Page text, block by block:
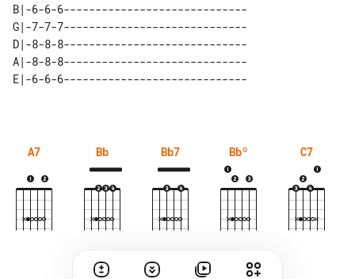
B|-6-6-6-----------------------------
G|-7-7-7-----------------------------
D|-8-8-8-----------------------------
A|-8-8-8-----------------------------
A7 Bb Bb7 Bbº C7